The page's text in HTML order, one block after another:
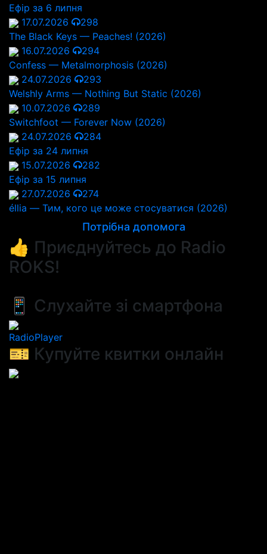
Ефір за 6 липня
17.07.2026
298
The Black Keys — Peaches! (2026)
16.07.2026
294
Confess — Metalmorphosis (2026)
24.07.2026
293
Welshly Arms — Nothing But Static (2026)
10.07.2026
289
Switchfoot — Forever Now (2026)
24.07.2026
284
Ефір за 24 липня
15.07.2026
282
Ефір за 15 липня
27.07.2026
274
éllia — Тим, кого це може стосуватися (2026)
Потрібна допомога
👍 Приєднуйтесь до Radio
ROKS!
📱 Слухайте зі смартфона
RadioPlayer
🎫 Купуйте квитки онлайн